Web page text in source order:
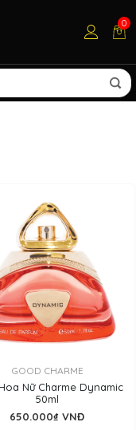
0
GOOD CHARME
Nữ Charme Dynamic
50ml
650.000₫ VNĐ